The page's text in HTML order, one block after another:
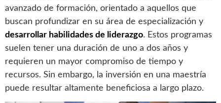
avanzado de formación, orientado a aquellos que
buscan profundizar en su área de especialización y
desarrollar habilidades de liderazgo. Estos programas
suelen tener una duración de uno a dos años y
requieren un mayor compromiso de tiempo y
recursos. Sin embargo, la inversión en una maestría
puede resultar altamente beneficiosa a largo plazo.